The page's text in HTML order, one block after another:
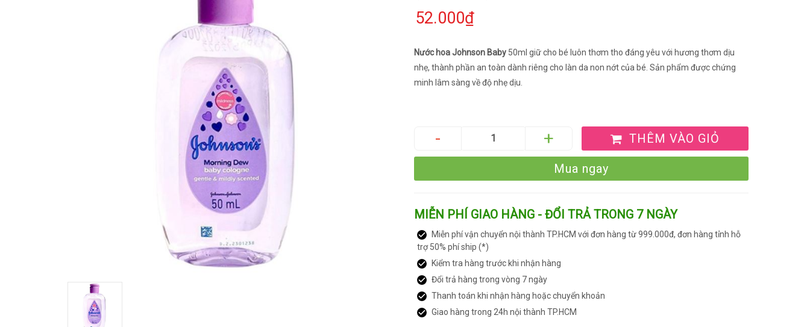
52.000₫
Nước hoa Johnson Baby 50ml giữ cho bé luôn thơm tho đáng yêu với hương thơm dịu
nhẹ, thành phần an toàn dành riêng cho làn da non nớt của bé. Sản phẩm được chứng
minh lâm sàng về độ nhẹ dịu.
THÊM VÀO GIỎ
Mua ngay
MIỄN PHÍ GIAO HÀNG - ĐỔI TRẢ TRONG 7 NGÀY
Miễn phí vận chuyển nội thành TP.HCM với đơn hàng từ 999.000đ, đơn hàng tỉnh hỗ
trợ 50% phí ship (*)
Kiểm tra hàng trước khi nhận hàng
Đổi trả hàng trong vòng 7 ngày
Thanh toán khi nhận hàng hoặc chuyển khoản
Giao hàng trong 24h nội thành TP.HCM